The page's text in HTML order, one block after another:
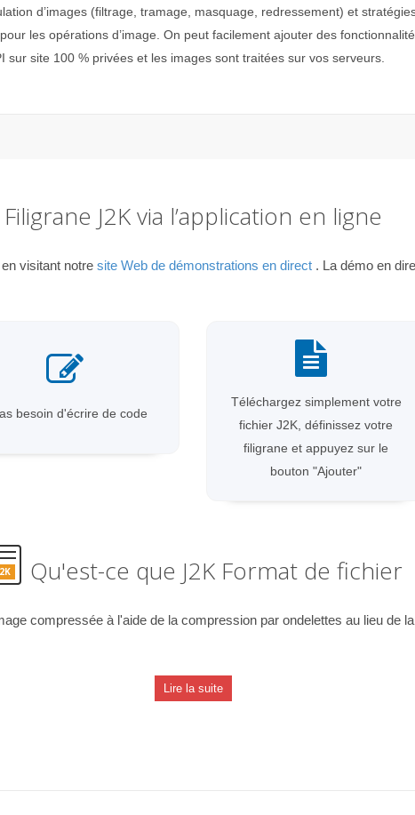
d’images (filtrage, tramage, masquage, redressement) et
les opérations d’image. On peut facilement ajouter des
site 100 % privées et les images sont traitées sur vos serveurs.
Filigrane J2K via l’application en ligne
visitant notre site Web de démonstrations en direct. La démo en
besoin d'écrire de code
Téléchargez simplement votre
fichier J2K, définissez votre
filigrane et appuyez sur le
bouton "Ajouter"
Qu'est-ce que J2K Format de fichier
compressée à l'aide de la compression par ondelettes au lieu de
Lire la suite